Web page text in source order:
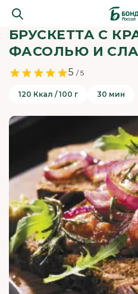
БРУСКЕТТА С
ФАСОЛЬЮ И
5 / 5
120 Ккал / 100 г 30 мин